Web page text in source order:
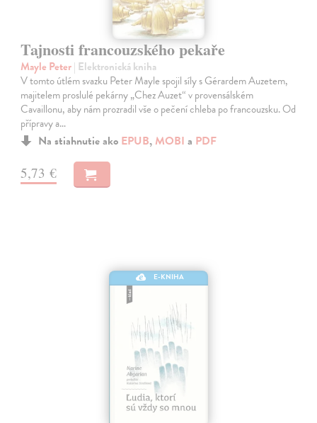
Tajnosti francouzského pekaře
Mayle Peter| Elektronická kniha
V tomto útlém svazku Peter Mayle spojil síly s Gérardem Auzetem,
majitelem proslulé pekárny „Chez Auzet“ v provensálském
Cavaillonu, aby nám prozradil vše o pečení chleba po francouzsku. Od
přípravy a…
Na stiahnutie ako EPUB, MOBI a PDF
5,73 €
E-KNIHA